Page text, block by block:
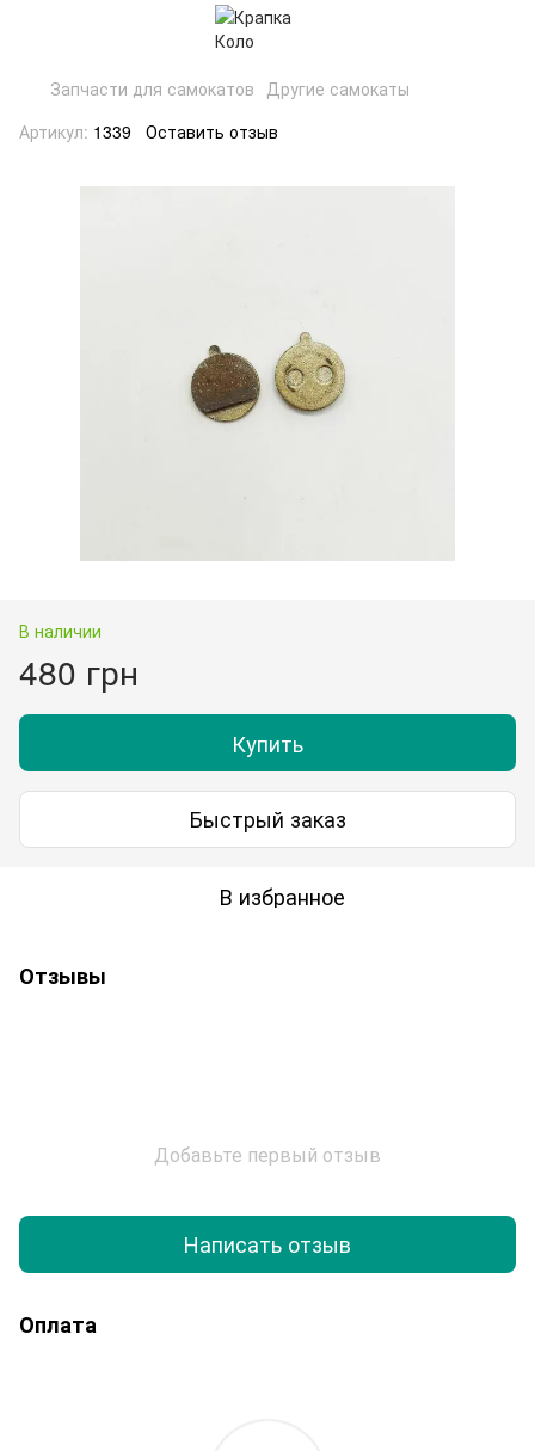
Запчасти для самокатов Другие самокаты
Артикул: 1339 Оставить отзыв
В наличии
480 грн
Купить
Быстрый заказ
В избранное
Отзывы
Добавьте первый отзыв
Написать отзыв
Оплата